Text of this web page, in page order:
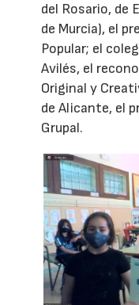
del Rosario, de
de Murcia), el
Popular; el
Avilés, el
Original y
de Alicante, el
Grupal.